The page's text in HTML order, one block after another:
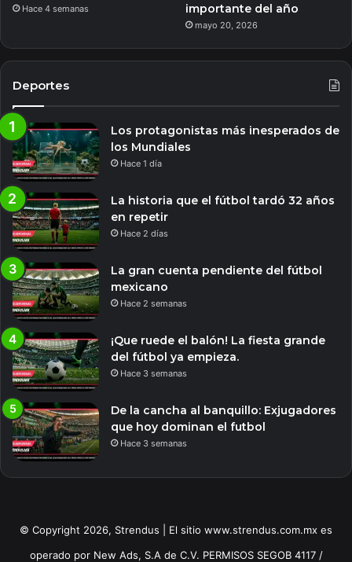
Hace 4 semanas
importante del año
mayo 20, 2026
Deportes
Los protagonistas más inesperados de
los Mundiales
Hace 1 día
La historia que el fútbol tardó 32 años
en repetir
Hace 2 días
La gran cuenta pendiente del fútbol
mexicano
Hace 2 semanas
¡Que ruede el balón! La fiesta grande
del fútbol ya empieza.
Hace 3 semanas
De la cancha al banquillo: Exjugadores
que hoy dominan el futbol
Hace 3 semanas
© Copyright 2026, Strendus | El sitio www.strendus.com.mx es
operado por New Ads, S.A de C.V. PERMISOS SEGOB 4117 /